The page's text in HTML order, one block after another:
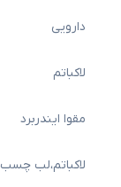
دارویی
لاکباتم
مقوا ایندربرد
لاکباتم،لب چسب